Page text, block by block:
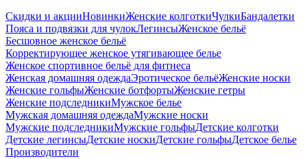
Скидки и акцииНовинкиЖенские колготкиЧулкиБандалетки
Пояса и подвязки для чулокЛегинсыЖенское бельё
Бесшовное женское бельё
Корректирующее женское утягивающее белье
Женское спортивное бельё для фитнеса
Женская домашняя одеждаЭротическое бельёЖенские носки
Женские гольфыЖенские ботфортыЖенские гетры
Женские подследникиМужское белье
Мужская домашняя одеждаМужские носки
Мужские подследникиМужские гольфыДетские колготки
Детские легинсыДетские носкиДетские гольфыДетское белье
Производители